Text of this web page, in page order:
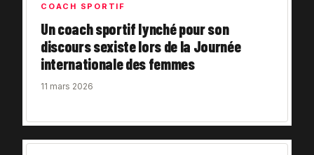
COACH SPORTIF
Un coach sportif lynché pour son
discours sexiste lors de la Journée
internationale des femmes
11 mars 2026